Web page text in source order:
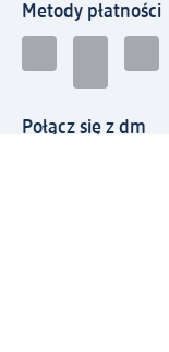
Metody płatności
Połącz się z dm